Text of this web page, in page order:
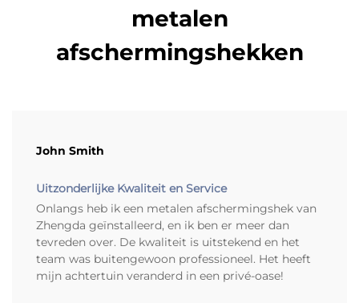
metalen
afschermingshekken
John Smith
Uitzonderlijke Kwaliteit en Service
Onlangs heb ik een metalen afschermingshek van
Zhengda geïnstalleerd, en ik ben er meer dan
tevreden over. De kwaliteit is uitstekend en het
team was buitengewoon professioneel. Het heeft
mijn achtertuin veranderd in een privé-oase!